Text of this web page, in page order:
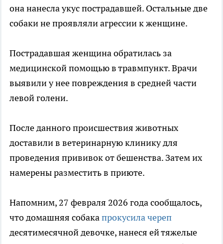
она нанесла укус пострадавшей. Остальные две
собаки не проявляли агрессии к женщине.
Пострадавшая женщина обратилась за
медицинской помощью в травмпункт. Врачи
выявили у нее повреждения в средней части
левой голени.
После данного происшествия животных
доставили в ветеринарную клинику для
проведения прививок от бешенства. Затем их
намерены разместить в приюте.
Напомним, 27 февраля 2026 года сообщалось,
что домашняя собакапрокусила череп
десятимесячной девочке, нанеся ей тяжелые